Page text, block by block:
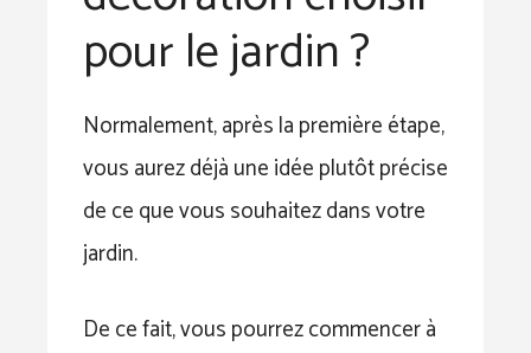
pour le jardin ?
Normalement, après la première étape,
vous aurez déjà une idée plutôt précise
de ce que vous souhaitez dans votre
jardin.
De ce fait, vous pourrez commencer à